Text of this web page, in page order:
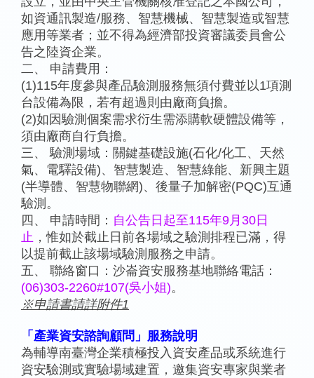
如資通訊製造/服務、智慧機械、智慧製造或智慧
應用等業者；並不得為經濟部投資審議委員會公
告之陸資企業。
二、 申請費用：
(1)115年度參與產品驗測服務無須付費並以1項測
台設備為限，若有超過則由廠商負擔。
(2)如因驗測個案需求衍生需添購軟硬體設備等，
須由廠商自行負擔。
三、 驗測場域：關鍵基礎設施(石化/化工、天然
氣、電驛設備)、智慧製造、智慧綠能、新興主題
(半導體、智慧物聯網)、後量子加解密(PQC)互通
驗測。
四、 申請時間： 自公告日起至115年9月30日
止 ，惟如於截止日前各場域之驗測排程已滿，得
以提前截止該場域驗測服務之申請。
五、 聯絡窗口：沙崙資安服務基地聯絡電話：
(06)303-2260#107(吳小姐)。
※申請書請詳附件1
「產業資安諮詢顧問」服務說明
為輔導南臺灣企業積極投入資安產品或系統進行
資安驗測或實驗場域建置，邀集資安專家與業者